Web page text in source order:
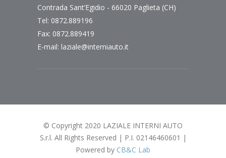
Contrada Sant’Egidio - 66020 Paglieta (CH)
Tel: 0872.889196
Fax: 0872.889419
E-mail: laziale@interniauto.it
© Copyright 2020 LAZIALE INTERNI AUTO
S.r.l. All Rights Reserved | P.I. 02146460601 |
Powered by CB&C Lab